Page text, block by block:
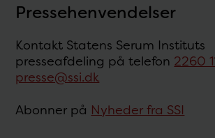
Pressehenvendelser
Kontakt Statens Serum Instituts
presseafdeling på telefon 2260
presse@ssi.dk
Abonner på Nyheder fra SSI